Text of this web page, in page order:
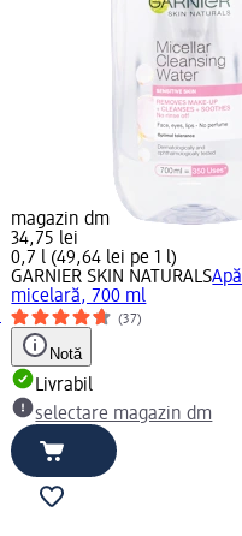
magazin dm
34,75 lei
0,7 l (49,64 lei pe 1 l)
GARNIER SKIN NATURALSApă
micelară, 700 ml
(37)
Notă
Livrabil
selectare magazin dm